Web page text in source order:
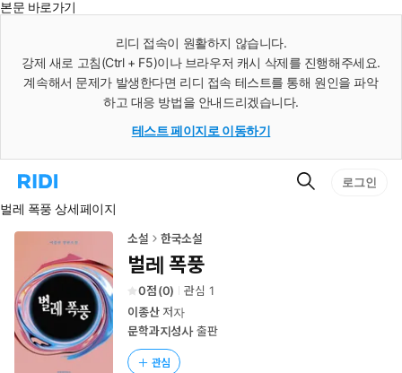
본문 바로가기
리디 접속이 원활하지 않습니다.
강제 새로 고침(Ctrl + F5)이나 브라우저 캐시 삭제를 진행해주세요.
계속해서 문제가 발생한다면 리디 접속 테스트를 통해 원인을 파악
하고 대응 방법을 안내드리겠습니다.
테스트 페이지로 이동하기
리
홈
로
검
로그인
벌레 폭풍 상세페이지
소설 한국소설
벌레 폭풍
0 (0) 관심 1
이종산저자
문학과지성사출판
관심